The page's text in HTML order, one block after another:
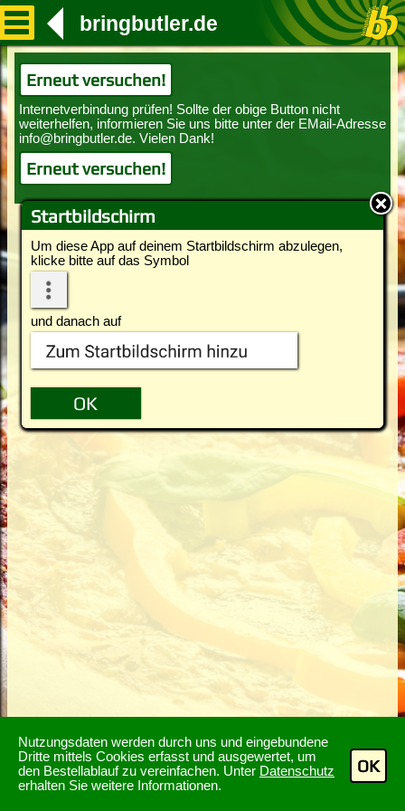
Nutzungsdaten werden durch uns und eingebundene
Dritte mittels Cookies erfasst und ausgewertet, um
den Bestellablauf zu vereinfachen. Unter Datenschutz
erhalten Sie weitere Informationen.
OK
Startbildschirm
Um diese App auf deinem Startbildschirm abzulegen,
klicke bitte auf das Symbol
und danach auf
bringbutler.de
Erneut versuchen!
Erneut versuchen!